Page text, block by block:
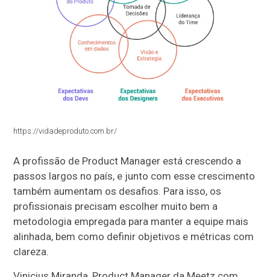
https://vidadeproduto.com.br/
A profissão de Product Manager está crescendo a
passos largos no país, e junto com esse crescimento
também aumentam os desafios. Para isso, os
profissionais precisam escolher muito bem a
metodologia empregada para manter a equipe mais
alinhada, bem como definir objetivos e métricas com
clareza.